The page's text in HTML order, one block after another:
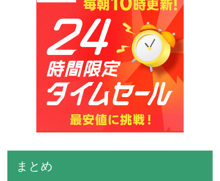
まとめ